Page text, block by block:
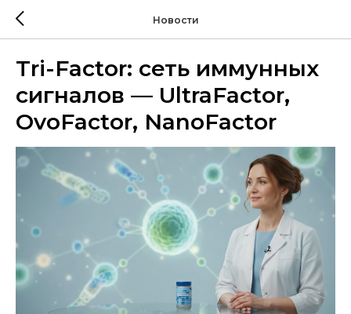
Новости
Tri-Factor: сеть иммунных
сигналов — UltraFactor,
OvoFactor, NanoFactor